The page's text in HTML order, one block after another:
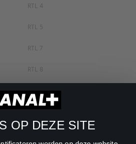
OP DEZE SITE
RTL 4
RTL 5
RTL 7
RTL 8
RTL Z
SBS6